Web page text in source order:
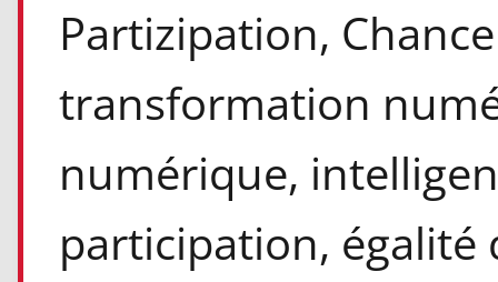
Partizipation,
transformation
numérique,
participation, égalité